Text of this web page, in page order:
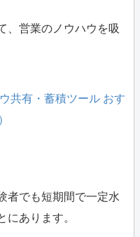
、営業のノウハウを吸
共有・蓄積ツール おす
者でも短期間で一定水
にあります。